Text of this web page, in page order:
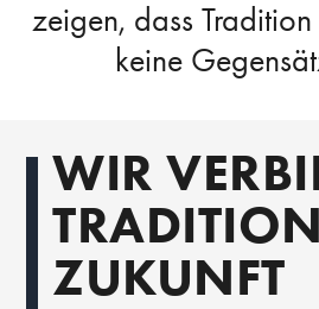
zeigen, dass
keine
WIR
ZUKUNFT